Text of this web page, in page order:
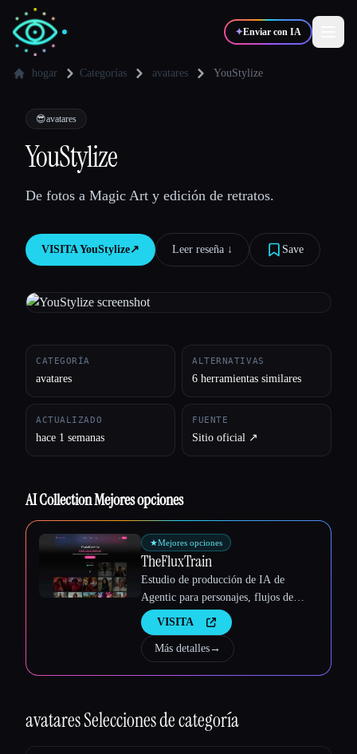
✦Enviar con IA
✍️Escritores
💻 Desarrolladores
Blog
Acerca de
hogar Categorías avatares YouStylize
😎avatares
YouStylize
De fotos a Magic Art y edición de retratos.
VISITAYouStylize↗︎ Leer reseña ↓︎ Save
CATEGORÍA
avatares
ALTERNATIVAS
6 herramientas similares
ACTUALIZADO
hace 1 semanas
FUENTE
Sitio oficial ↗︎
AI Collection Mejores opciones
★Mejores opciones
TheFluxTrain
Estudio de producción de IA de
Agentic para personajes, flujos de
trabajo y vídeos coherentes
VISITA
Más detalles→
avataresSelecciones de categoría